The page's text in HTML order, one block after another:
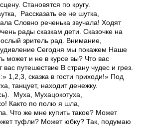
Становятся по кругу.
Рассказать ее не шутка,
Словно реченька звучала! Ходят
рады сказкам дети. Сказочке на
зритель рад. Внимание,
Сегодня мы покажем Наше
может и не в курсе вы? Что вас
путешествие В страну чудес и грез.
1,2,3, сказка в гости приходи!» Под
танцует, находит денежку.
Муха, Муха­цокотуха,
Как­то по полю я шла,
Что же мне купить такое? Может
туфли? Может юбку? Так, подумаю